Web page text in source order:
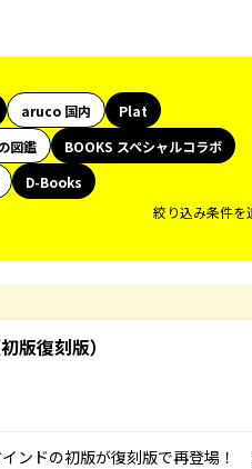
aruco 国内
Plat
図鑑
BOOKS スペシャルコラボ
D-Books
絞り込み条件を
版復刻版）
ンドの初版が復刻版で再登場！